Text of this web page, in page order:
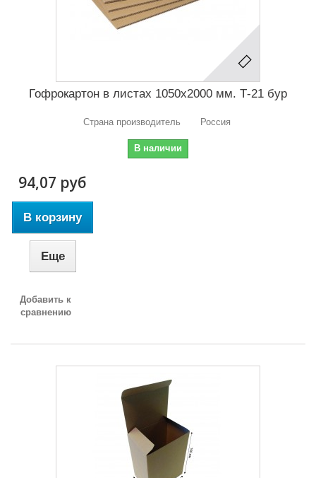
Гофрокартон в листах 1050х2000 мм. Т-21 бур
Страна производитель Россия
В наличии
94,07 руб
В корзину
Еще
Добавить к
сравнению